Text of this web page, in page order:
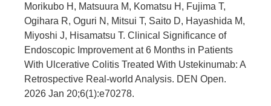
Morikubo H, Matsuura M, Komatsu H, Fujima T,
Ogihara R, Oguri N, Mitsui T, Saito D, Hayashida M,
Miyoshi J, Hisamatsu T. Clinical Significance of
Endoscopic Improvement at 6 Months in Patients
With Ulcerative Colitis Treated With Ustekinumab: A
Retrospective Real-world Analysis. DEN Open.
2026 Jan 20;6(1):e70278.